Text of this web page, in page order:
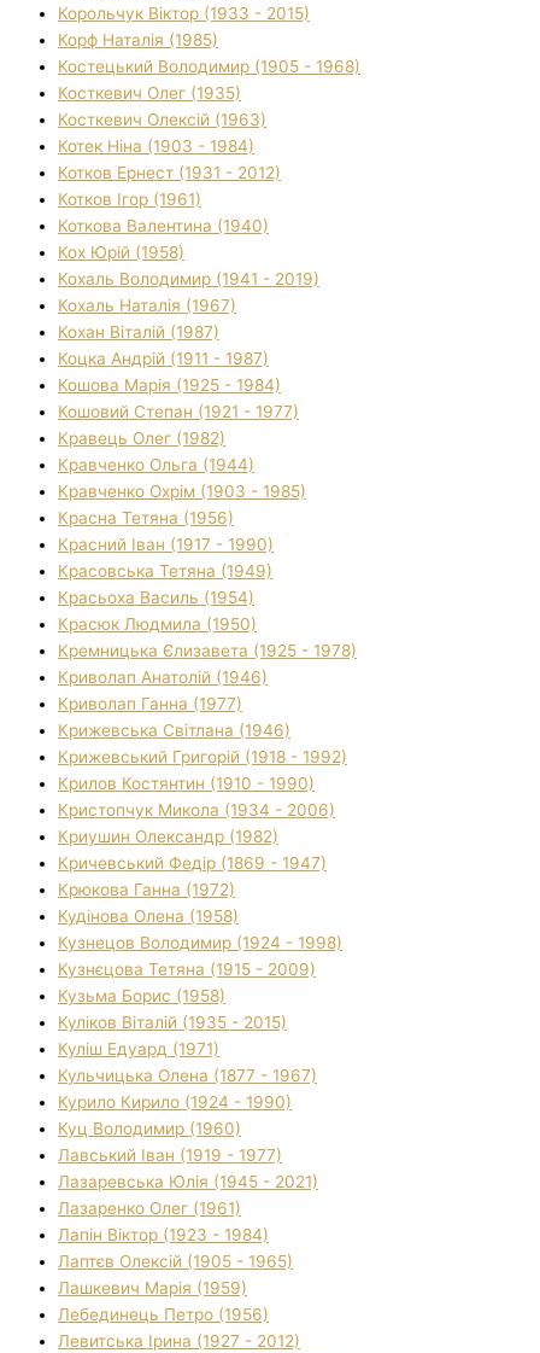
Корольчук Віктор (1933 - 2015)
Корф Наталія (1985)
Костецький Володимир (1905 - 1968)
Косткевич Олег (1935)
Косткевич Олексій (1963)
Котек Ніна (1903 - 1984)
Котков Ернест (1931 - 2012)
Котков Ігор (1961)
Коткова Валентина (1940)
Кох Юрій (1958)
Кохаль Володимир (1941 - 2019)
Кохаль Наталія (1967)
Кохан Віталій (1987)
Коцка Андрій (1911 - 1987)
Кошова Марія (1925 - 1984)
Кошовий Степан (1921 - 1977)
Кравець Олег (1982)
Кравченко Ольга (1944)
Кравченко Охрім (1903 - 1985)
Красна Тетяна (1956)
Красний Іван (1917 - 1990)
Красовська Тетяна (1949)
Красьоха Василь (1954)
Красюк Людмила (1950)
Кремницька Єлизавета (1925 - 1978)
Криволап Анатолій (1946)
Криволап Ганна (1977)
Крижевська Світлана (1946)
Крижевський Григорій (1918 - 1992)
Крилов Костянтин (1910 - 1990)
Кристопчук Микола (1934 - 2006)
Криушин Олександр (1982)
Кричевський Федір (1869 - 1947)
Крюкова Ганна (1972)
Кудінова Олена (1958)
Кузнецов Володимир (1924 - 1998)
Кузнєцова Тетяна (1915 - 2009)
Кузьма Борис (1958)
Куліков Віталій (1935 - 2015)
Куліш Едуард (1971)
Кульчицька Олена (1877 - 1967)
Курило Кирило (1924 - 1990)
Куц Володимир (1960)
Лавський Іван (1919 - 1977)
Лазаревська Юлія (1945 - 2021)
Лазаренко Олег (1961)
Лапін Віктор (1923 - 1984)
Лаптєв Олексій (1905 - 1965)
Лашкевич Марія (1959)
Лебединець Петро (1956)
Левитська Ірина (1927 - 2012)